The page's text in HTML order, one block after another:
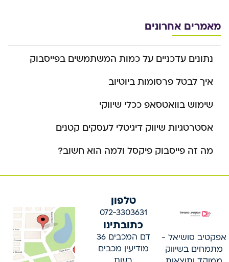
מאמרים אחרונים
נתונים עדכניים על כמות המשתמשים בפייסבוק
איך לבטל פרסומות ביוטיוב
שימוש בוואטסאפ ככלי שיווקי
אסטרטגיות שיווק דיגיטלי לעסקים קטנים
מה זה פייסבוק פיקסל ולמה הוא חשוב?
אפקטיב סושיאל -
מתמחים בשיווק
טלפון
072-3303631
כתובתינו
דם המכבים 36
מודיעין מכבים